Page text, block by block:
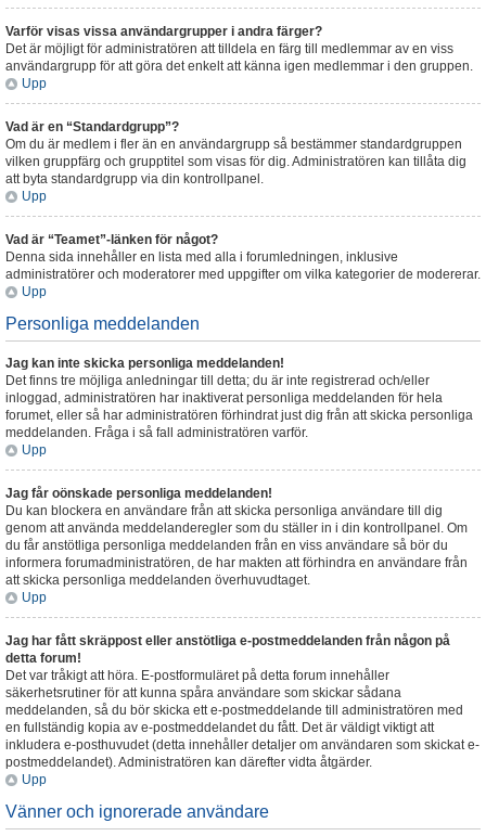
Varför visas vissa användargrupper i andra färger?
Det är möjligt för administratören att tilldela en färg till medlemmar av en viss
användargrupp för att göra det enkelt att känna igen medlemmar i den gruppen.
Upp
Vad är en “Standardgrupp”?
Om du är medlem i fler än en användargrupp så bestämmer standardgruppen
vilken gruppfärg och grupptitel som visas för dig. Administratören kan tillåta dig
att byta standardgrupp via din kontrollpanel.
Upp
Vad är “Teamet”-länken för något?
Denna sida innehåller en lista med alla i forumledningen, inklusive
administratörer och moderatorer med uppgifter om vilka kategorier de modererar.
Upp
Personliga meddelanden
Jag kan inte skicka personliga meddelanden!
Det finns tre möjliga anledningar till detta; du är inte registrerad och/eller
inloggad, administratören har inaktiverat personliga meddelanden för hela
forumet, eller så har administratören förhindrat just dig från att skicka personliga
meddelanden. Fråga i så fall administratören varför.
Upp
Jag får oönskade personliga meddelanden!
Du kan blockera en användare från att skicka personliga användare till dig
genom att använda meddelanderegler som du ställer in i din kontrollpanel. Om
du får anstötliga personliga meddelanden från en viss användare så bör du
informera forumadministratören, de har makten att förhindra en användare från
att skicka personliga meddelanden överhuvudtaget.
Upp
Jag har fått skräppost eller anstötliga e-postmeddelanden från någon på
detta forum!
Det var tråkigt att höra. E-postformuläret på detta forum innehåller
säkerhetsrutiner för att kunna spåra användare som skickar sådana
meddelanden, så du bör skicka ett e-postmeddelande till administratören med
en fullständig kopia av e-postmeddelandet du fått. Det är väldigt viktigt att
inkludera e-posthuvudet (detta innehåller detaljer om användaren som skickat e-
postmeddelandet). Administratören kan därefter vidta åtgärder.
Upp
Vänner och ignorerade användare